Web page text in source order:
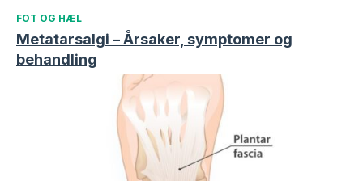
FOT OG HÆL
Metatarsalgi – Årsaker, symptomer og
behandling